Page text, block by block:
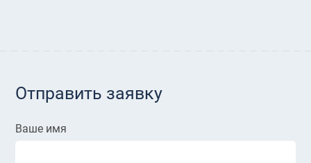
Отправить заявку
Ваше имя